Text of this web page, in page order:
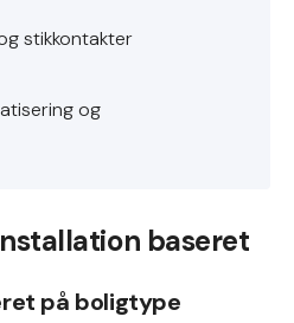
stikkontakter
og
baseret
på boligtype